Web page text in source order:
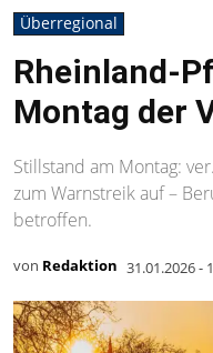
Überregional
Rheinland-
Montag der
Stillstand am Montag:
zum Warnstreik auf –
betroffen.
von Redaktion 31.01.2026 -